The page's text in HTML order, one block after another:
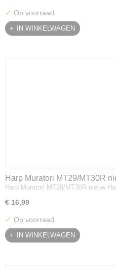
✓ Op voorraad
IN WINKELWAGEN
Harp Muratori MT29/MT30R
Harp Muratori MT29/MT30R nieuw
€ 16,99
✓ Op voorraad
IN WINKELWAGEN